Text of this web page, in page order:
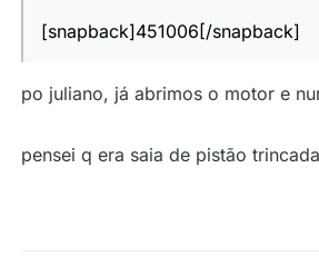
[snapback]451006[/snapback]
po juliano, já abrimos o motor e
pensei q era saia de pistão